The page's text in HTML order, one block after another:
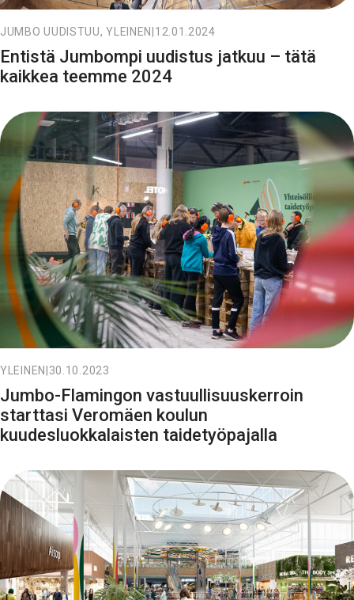
JUMBO UUDISTUU, YLEINEN 12.01.2024
Entistä Jumbompi uudistus jatkuu – tätä
kaikkea teemme 2024
YLEINEN 30.10.2023
Jumbo-Flamingon vastuullisuuskerroin
starttasi Veromäen koulun
kuudesluokkalaisten taidetyöpajalla